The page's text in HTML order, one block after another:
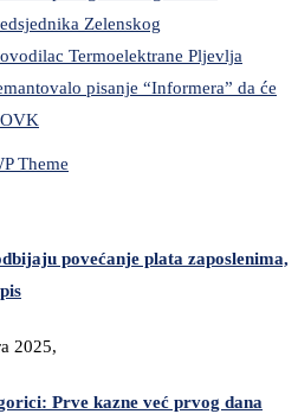
Zelenskog
Termoelektrane Pljevlja
pisanje “Informera” da će
povećanje plata zaposlenima,
2025,
Prve kazne već prvog dana